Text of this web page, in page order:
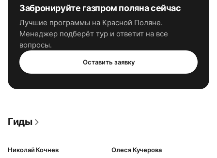
Забронируйте газпром полянасейчас
Лучшие программы на Красной Поляне.
Менеджер подберёт тур и ответит на все
вопросы.
Оставить заявку
Гиды
Николай Кочнев Олеся Кучерова